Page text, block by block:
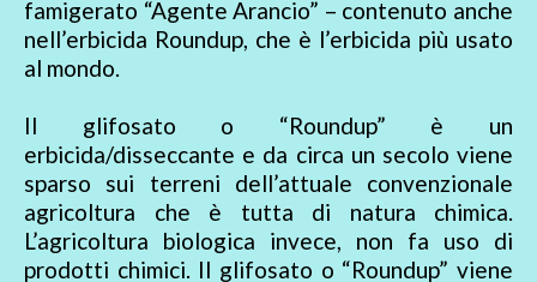
famigerato “Agente Arancio” – contenuto anche
nell’erbicida Roundup, che è l’erbicida più usato
al mondo.
Il glifosato o “Roundup” è un
erbicida/disseccante e da circa un secolo viene
sparso sui terreni dell’attuale convenzionale
agricoltura che è tutta di natura chimica.
L’agricoltura biologica invece, non fa uso di
prodotti chimici. Il glifosato o “Roundup” viene